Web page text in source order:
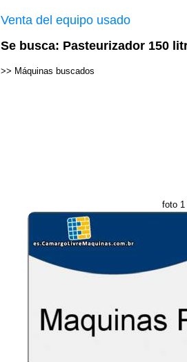
Venta del equipo usado
Se busca: Pasteurizador 150
>> Máquinas buscados
foto 1